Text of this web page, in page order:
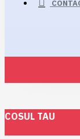
COSUL TAU